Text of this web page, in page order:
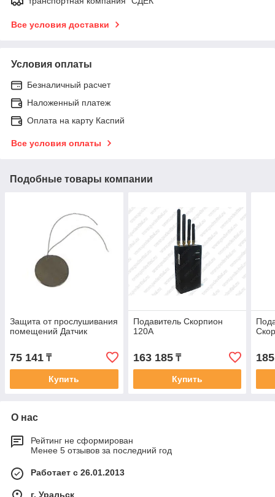
Все условия доставки
Условия оплаты
Безналичный расчет
Наложенный платеж
Оплата на карту Каспий
Все условия оплаты
Подобные товары компании
Защита от прослушивания
помещений Датчик
75 141 ₸
Купить
Подавитель Скорпион
120A
163 185₸
Купить
О нас
Рейтинг не сформирован
Менее 5 отзывов за последний год
Работает с 26.01.2013
г. Уральск